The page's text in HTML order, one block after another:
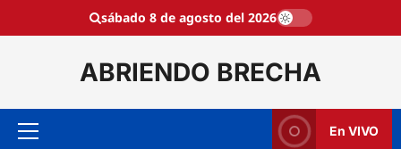
sábado 8 de agosto del 2026
ABRIENDO BRECHA
Menú
En VIVO